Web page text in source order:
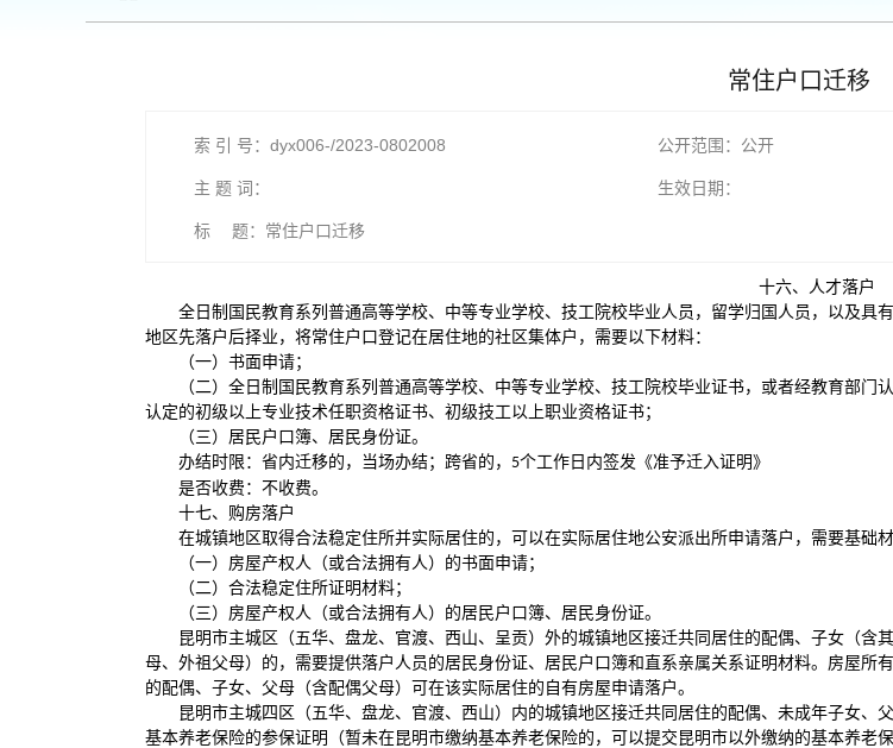
常住户口迁移
索 引 号：dyx006-/2023-0802008 公开范围：公开
主 题 词： 生效日期：
标 题：常住户口迁移
十六、人才落户
全日制国民教育系列普通高等学校、中等专业学校、技工院校毕业人员，留学归国人员，以及
地区先落户后择业，将常住户口登记在居住地的社区集体户，需要以下材料：
（一）书面申请；
（二）全日制国民教育系列普通高等学校、中等专业学校、技工院校毕业证书，或者经教育部门
认定的初级以上专业技术任职资格证书、初级技工以上职业资格证书；
（三）居民户口簿、居民身份证。
办结时限：省内迁移的，当场办结；跨省的， 5个工作日内签发《准予迁入证明》
是否收费：不收费。
十七、购房落户
在城镇地区取得合法稳定住所并实际居住的，可以在实际居住地公安派出所申请落户，需要基础材
（一）房屋产权人（或合法拥有人）的书面申请；
（二）合法稳定住所证明材料；
（三）房屋产权人（或合法拥有人）的居民户口簿、居民身份证。
昆明市主城区（五华、盘龙、官渡、西山、呈贡）外的城镇地区接迁共同居住的配偶、子女（
母、外祖父母）的，需要提供落户人员的居民身份证、居民户口簿和直系亲属关系证明材料。房屋所
的配偶、子女、父母（含配偶父母）可在该实际居住的自有房屋申请落户。
昆明市主城四区（五华、盘龙、官渡、西山）内的城镇地区接迁共同居住的配偶、未成年子女
基本养老保险的参保证明（暂未在昆明市缴纳基本养老保险的，可以提交昆明市以外缴纳的基本养